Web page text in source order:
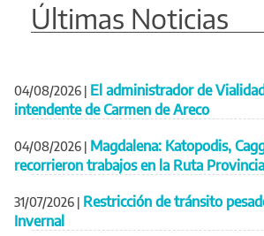
Últimas Noticias
04/08/2026 | El administrador de
intendente de Carmen de Areco
04/08/2026 | Magdalena: Katopodis,
recorrieron trabajos en la Ruta
31/07/2026 | Restricción de tránsito
Invernal